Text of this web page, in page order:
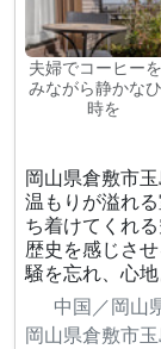
夫婦でコーヒー
みながら静かな
時を
岡山県倉敷市
温もりが溢れ
ち着けてくれる
歴史を感じさ
騒を忘れ、心
中国／岡山
岡山県倉敷市